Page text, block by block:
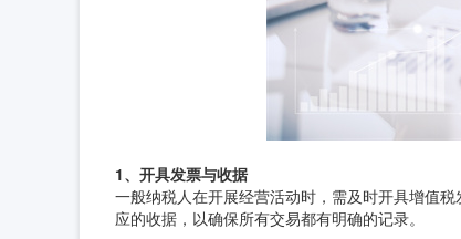
1、开具发票与收据
一般纳税人在开展经营活动时，需及时开具增值
应的收据，以确保所有交易都有明确的记录。